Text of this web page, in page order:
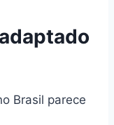
Brasil parece